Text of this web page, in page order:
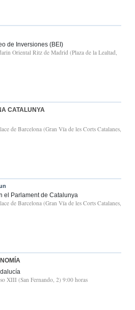
de Inversiones (BEI)
Oriental Ritz de Madrid (Plaza de la Lealtad,
CATALUNYA
de Barcelona (Gran Vía de les Corts Catalanes,
el Parlament de Catalunya
de Barcelona (Gran Vía de les Corts Catalanes,
XIII (San Fernando, 2) 9:00 horas